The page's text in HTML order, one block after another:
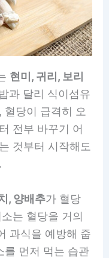
현미, 귀리, 보리
과 달리 식이섬유
당이 급격히 오
전부 바꾸기 어
것부터 시작해도
, 양배추가 혈당
는 혈당을 거의
과식을 예방해 줍
를 먼저 먹는 습관